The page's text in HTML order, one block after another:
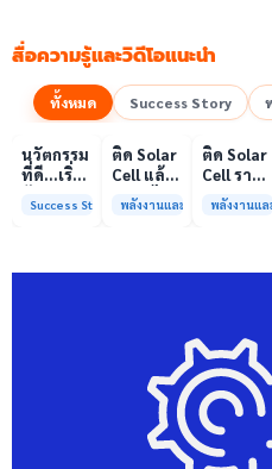
สื่อความรู้และวิดีโอแนะนำ
ทั้งหมด Success Story
00:10
นวัตกรรม
ที่ดี…เริ่ม
ความร่วม
Success Story
00:10
ติด Solar
Cell แล้ว
ลดค่าไฟ
ได้จริง
พลังงานและสิ่งแวดล้อม
00:08
ติด Solar
Cell ราคา
แพง แต่
ค่าไฟ
พลังงานแ